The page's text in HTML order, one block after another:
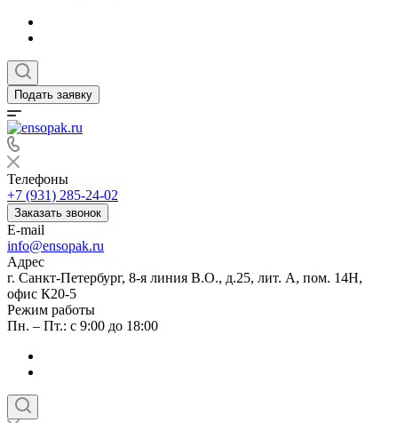
Подать заявку
Телефоны
+7 (931) 285-24-02
Заказать звонок
E-mail
info@ensopak.ru
Адрес
г. Санкт-Петербург, 8-я линия В.О., д.25, лит. А, пом. 14Н,
офис К20-5
Режим работы
Пн. – Пт.: с 9:00 до 18:00